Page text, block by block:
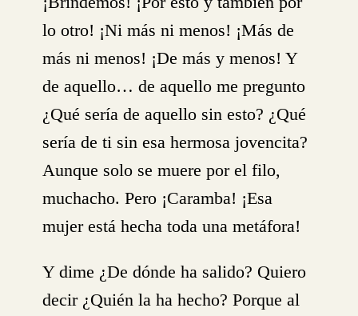
lo otro! ¡Ni más ni menos! ¡Más de
más ni menos! ¡De más y menos! Y
de aquello… de aquello me pregunto
¿Qué sería de aquello sin esto? ¿Qué
sería de ti sin esa hermosa jovencita?
Aunque solo se muere por el filo,
muchacho. Pero ¡Caramba! ¡Esa
mujer está hecha toda una metáfora!
Y dime ¿De dónde ha salido? Quiero
decir ¿Quién la ha hecho? Porque al